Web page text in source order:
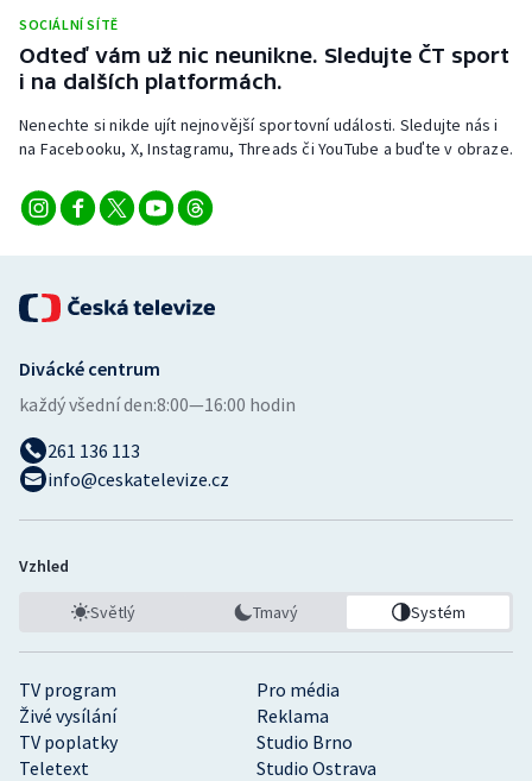
SOCIÁLNÍ SÍTĚ
Odteď vám už nic neunikne. Sledujte ČT sport
i na dalších platformách.
Nenechte si nikde ujít nejnovější sportovní události. Sledujte nás i
na Facebooku, X, Instagramu, Threads či YouTube a buďte v obraze.
TV program
Pro média
Živé vysílání
Reklama
TV poplatky
Studio Brno
Teletext
Studio Ostrava
Divácké centrum
každý všední den:8:00—16:00 hodin
261 136 113
info@ceskatelevize.cz
Vzhled
Světlý Tmavý Systém